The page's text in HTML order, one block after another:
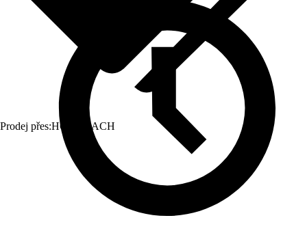
Prodej přes:HORNBACH